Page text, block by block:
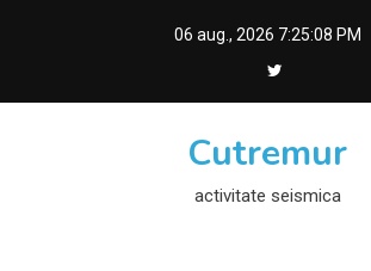
06 aug., 2026 7:25:09 PM
Cutremur
activitate seismica